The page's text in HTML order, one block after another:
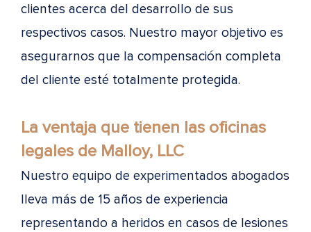
clientes acerca del desarrollo de sus
respectivos casos. Nuestro mayor objetivo es
asegurarnos que la compensación completa
del cliente esté totalmente protegida.
La ventaja que tienen las oficinas
legales de Malloy, LLC
Nuestro equipo de experimentados abogados
lleva más de 15 años de experiencia
representando a heridos en casos de lesiones